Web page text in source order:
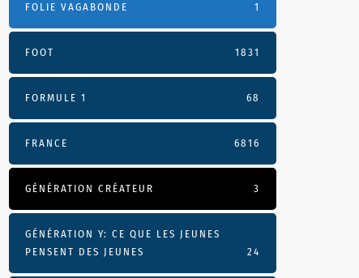
FOLIE VAGABONDE 1
FOOT 1831
FORMULE 1 68
FRANCE 6816
GÉNÉRATION CRÉATEUR 3
GÉNÉRATION Y: CE QUE LES JEUNES
PENSENT DES JEUNES
24